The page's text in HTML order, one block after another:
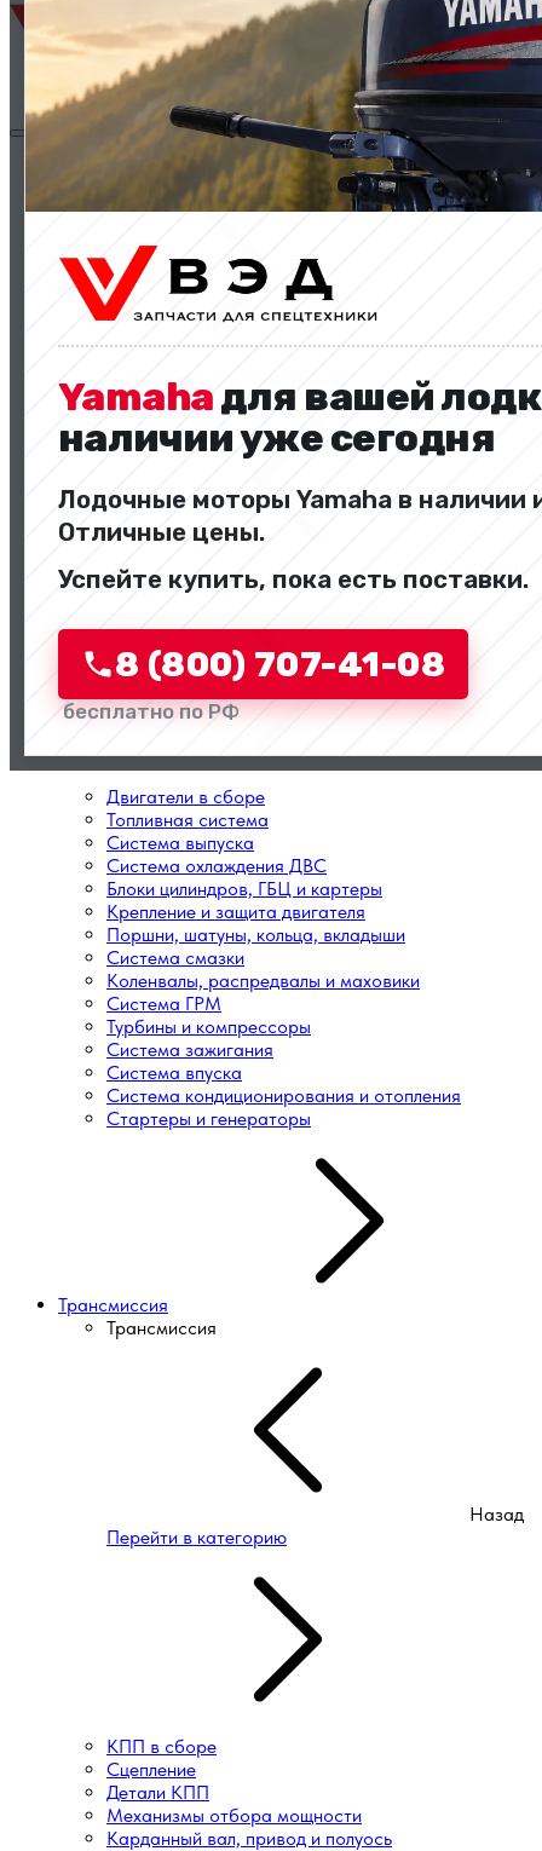
Yamahaдля вашей
наличии уже сегодня
Лодочные моторы Yamaha в наличии
Отличные цены.
Успейте купить, пока есть поставки.
8 (800) 707-41-08
бесплатно по РФ
Двигатели и комплектующие
Двигатели и комплектующие
Перейти в категорию
Двигатели в сборе
Топливная система
Система выпуска
Система охлаждения ДВС
Блоки цилиндров, ГБЦ и картеры
Крепление и защита двигателя
Поршни, шатуны, кольца, вкладыши
Система смазки
Коленвалы, распредвалы и маховики
Система ГРМ
Турбины и компрессоры
Система зажигания
Система впуска
Система кондиционирования и отопления
Стартеры и генераторы
Трансмиссия
Трансмиссия
Назад
Перейти в категорию
КПП в сборе
Сцепление
Детали КПП
Механизмы отбора мощности
Карданный вал, привод и полуось